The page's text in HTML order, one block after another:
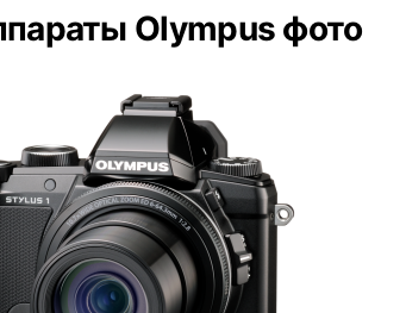
Olympus фото